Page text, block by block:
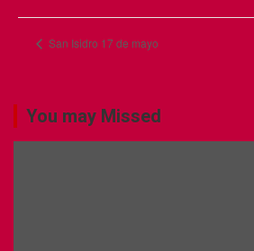
San Isidro 17 de mayo
You may Missed